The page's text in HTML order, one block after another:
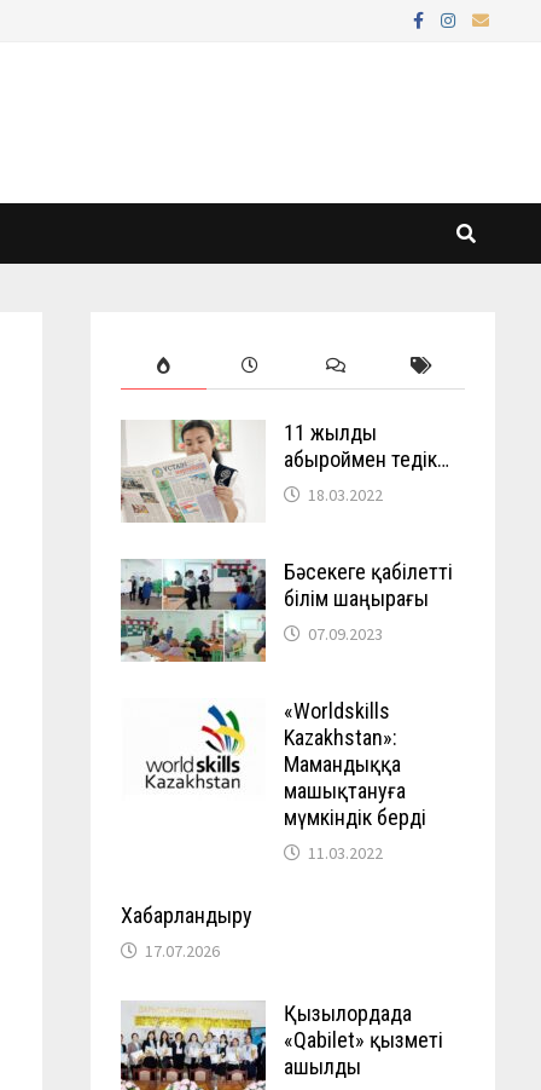
11 жылды
абыроймен өтедік…
18.03.2022
Бәсекеге қабілетті
білім шаңырағы
07.09.2023
«Worldskills
Kazakhstan»:
Мамандыққа
машықтануға
мүмкіндік берді
11.03.2022
Хабарландыру
17.07.2026
Қызылордада
«Qabilet» қызметі
ашылды